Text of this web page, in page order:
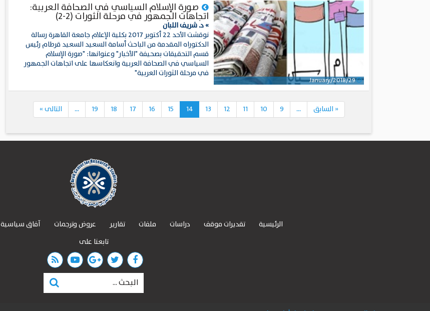
29/January/2018
صورة الإسلام السياسي في الصحافة العربية:
اتجاهات الجمهور في مرحلة الثورات (2-2)
» د. شريف اللبان
نوقشت الأحد 22 أكتوبر 2017 بكلية الإعلام جامعة القاهرة رسالة
الدكتوراه المقدمة من الباحث أسامة السعيد السعيد قرطام رئيس
قسم التحقيقات بصحيفة "الأخبار" وعنوانها: "صورة الإسلام
السياسي في الصحافة العربية وانعكاسها على اتجاهات الجمهور
في مرحلة الثورات العربية"
« السابق ...
9
10
11
12
13
14
15
16
17
18
19
... التالى»
الرئيسية تقديرات موقف دراسات ملفات تقارير عروض وترجمات آفاق سياسية
تابعنا على